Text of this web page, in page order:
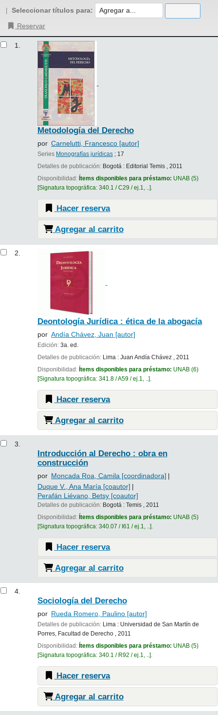
Seleccionar títulos para:
Reservar
1.
Metodología del Derecho
por Carnelutti, Francesco[autor]
Series Monografías jurídicas; 17
Detalles de publicación: Bogotá : Editorial Temis , 2011
Disponibilidad: Ítems disponibles para préstamo: UNAB(5)
Signatura topográfica: 340.1 / C29 / ej.1, .. .
Hacer reserva
Agregar al carrito
2.
Deontología Jurídica : ética de la abogacía
por Andía Chávez, Juan [autor]
Edición: 3a. ed.
Detalles de publicación: Lima : Juan Andía Chávez , 2011
Disponibilidad: Ítems disponibles para préstamo: UNAB(6)
Signatura topográfica: 341.8 / A59 / ej.1, .. .
Hacer reserva
Agregar al carrito
3.
Introducción al Derecho : obra en
construcción
por Moncada Roa, Camila [coordinadora]
Duque V., Ana María [coautor]
Perafán Liévano, Betsy[coautor]
Detalles de publicación: Bogotá : Temis , 2011
Disponibilidad: Ítems disponibles para préstamo: UNAB(5)
Signatura topográfica: 340.07 / I61 / ej.1, .. .
Hacer reserva
Agregar al carrito
4.
Sociología del Derecho
por Rueda Romero, Paulino[autor]
Detalles de publicación: Lima : Universidad de San Martín de
Porres, Facultad de Derecho , 2011
Disponibilidad: Ítems disponibles para préstamo: UNAB(5)
Signatura topográfica: 340.1 / R92 / ej.1, .. .
Hacer reserva
Agregar al carrito